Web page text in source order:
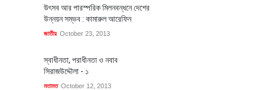
উৎসব আর পারস্পরিক মিলনবন্ধনে দেশের
উন্নয়ন সম্ভব : কামারুল আরেফিন
জাতীয় October 23, 2013
স্বাধীনতা, পরাধীনতা ও নবাব
সিরাজউদ্দৌলা - ১
মতামত October 12, 2013